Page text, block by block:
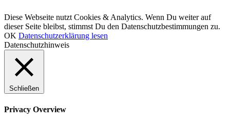
Diese Webseite nutzt Cookies & Analytics. Wenn Du weiter auf
dieser Seite bleibst, stimmst Du den Datenschutzbestimmungen zu.
OK Datenschutzerklärung lesen
Datenschutzhinweis
Schließen
Privacy Overview